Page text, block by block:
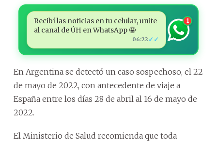
Recibí las noticias en tu celular, unite
al canal de ÚH en WhatsApp 🤩
06:22 ✓✓
1
En Argentina se detectó un caso sospechoso, el 22
de mayo de 2022, con antecedente de viaje a
España entre los días 28 de abril al 16 de mayo de
2022.
El Ministerio de Salud recomienda que toda